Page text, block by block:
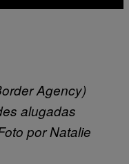
Agency)
alugadas
por Natalie